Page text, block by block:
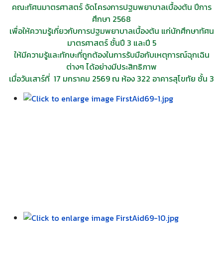
คณะทัศนมาตรศาสตร์ จัดโครงการปฐมพยาบาลเบื้องต้น ปีการ
ศึกษา 2568
เพื่อให้ความรู้เกี่ยวกับการปฐมพยาบาลเบื้องต้น แก่นักศึกษาทัศน
มาตรศาสตร์ ชั้นปี 3 และปี 5
ให้มีความรู้และทักษะที่ถูกต้องในการรับมือกับเหตุการณ์ฉุกเฉิน
ต่างๆ ได้อย่างมีประสิทธิภาพ
เมื่อวันเสาร์ที่ 17 มกราคม 2569ณ ห้อง 322 อาคารสุโขทัย ชั้น 3